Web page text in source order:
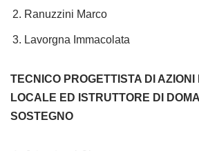
Ranuzzini Marco
Lavorgna Immacolata
TECNICO PROGETTISTA DI AZIONI
LOCALE ED ISTRUTTORE DI
SOSTEGNO